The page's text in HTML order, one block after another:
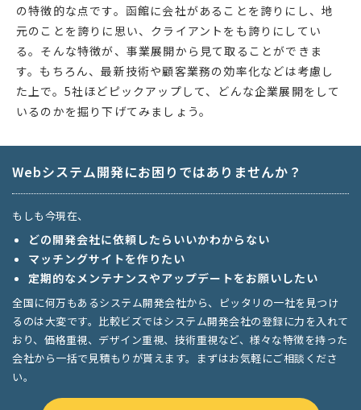
の特徴的な点です。函館に会社があることを誇りにし、地
元のことを誇りに思い、クライアントをも誇りにしてい
る。そんな特徴が、事業展開から見て取ることができま
す。もちろん、最新技術や顧客業務の効率化などは考慮し
た上で。5社ほどピックアップして、どんな企業展開をして
いるのかを掘り下げてみましょう。
Webシステム開発にお困りではありませんか？
もしも今現在、
どの開発会社に依頼したらいいかわからない
マッチングサイトを作りたい
定期的なメンテナンスやアップデートをお願いしたい
全国に何万もあるシステム開発会社から、ピッタリの一社を見つけ
るのは大変です。比較ビズではシステム開発会社の登録に力を入れて
おり、価格重視、デザイン重視、技術重視など、様々な特徴を持った
会社から一括で見積もりが貰えます。まずはお気軽にご相談くださ
い。